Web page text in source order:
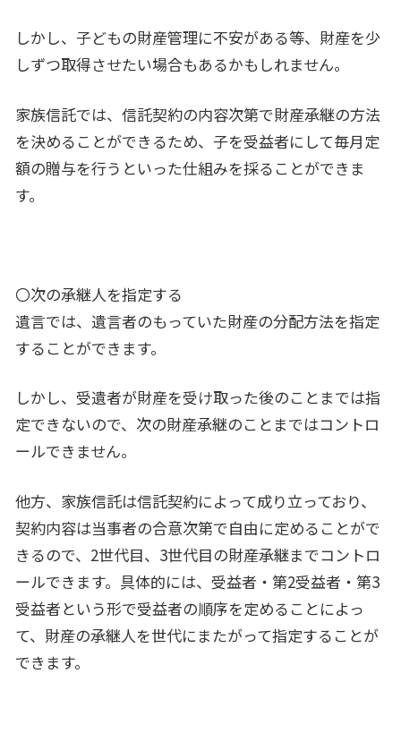
しかし、子どもの財産管理に不安がある等、財産を少
しずつ取得させたい場合もあるかもしれません。
家族信託では、信託契約の内容次第で財産承継の方法
を決めることができるため、子を受益者にして毎月定
額の贈与を行うといった仕組みを採ることができま
す。
〇次の承継人を指定する
遺言では、遺言者のもっていた財産の分配方法を指定
することができます。
しかし、受遺者が財産を受け取った後のことまでは指
定できないので、次の財産承継のことまではコントロ
ールできません。
他方、家族信託は信託契約によって成り立っており、
契約内容は当事者の合意次第で自由に定めることがで
きるので、2世代目、3世代目の財産承継までコントロ
ールできます。具体的には、受益者・第2受益者・第3
受益者という形で受益者の順序を定めることによっ
て、財産の承継人を世代にまたがって指定することが
できます。